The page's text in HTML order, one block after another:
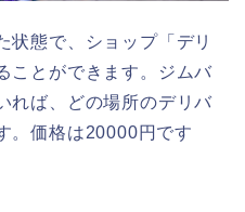
状態で、ショップ「デリ
ことができます。ジムバ
れば、どの場所のデリバ
。価格は20000円です